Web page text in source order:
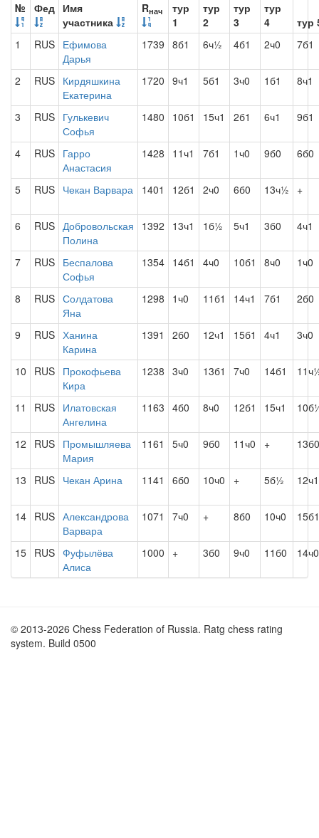
№ Фед Имя
участника
Rнач
тур
1
тур
2
тур
3
тур
4
тур
1
RUS Ефимова
Дарья
1739 8б1 6ч½ 4б1 2ч0 7б1
2 RUS Кирдяшкина
Екатерина
1720 9ч1 5б1 3ч0 1б1 8ч1
3 RUS Гулькевич
Софья
1480 10б1 15ч1 2б1 6ч1 9б1
4 RUS Гарро
Анастасия
1428 11ч1 7б1 1ч0 9б0 6б0
5 RUS Чекан Варвара 1401 12б1 2ч0 6б0 13ч½ +
6 RUS Добровольская
Полина
1392 13ч1 1б½ 5ч1 3б0 4ч1
7 RUS Беспалова
Софья
1354 14б1 4ч0 10б1 8ч0 1ч0
8 RUS Солдатова
Яна
1298 1ч0 11б1 14ч1 7б1 2б0
9 RUS Ханина
Карина
1391 2б0 12ч1 15б1 4ч1 3ч0
10 RUS Прокофьева
Кира
1238 3ч0 13б1 7ч0 14б1
11 RUS Илатовская
Ангелина
1163 4б0 8ч0 12б1 15ч1
12 RUS Промышляева
Мария
1161 5ч0 9б0 11ч0 + 13б0
13 RUS Чекан Арина 1141 6б0 10ч0 + 5б½ 12ч1
14 RUS Александрова
Варвара
1071 7ч0 + 8б0 10ч0 15б1
15 RUS Фуфылёва
Алиса
1000 + 3б0 9ч0 11б0 14ч0
© 2013-2026 Chess Federation of Russia. Ratg chess rating
system. Build 0500